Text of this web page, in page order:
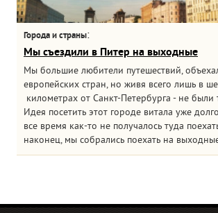
Города и страны:
Мы съездили в Питер на выходные
Мы большие любители путешествий,
европейских стран, но живя всего лишь в
километрах от Санкт-Петербурга - не были
Идея посетить этот городе витала уже
все время как-то не получалось туда
наконец, мы собрались поехать на